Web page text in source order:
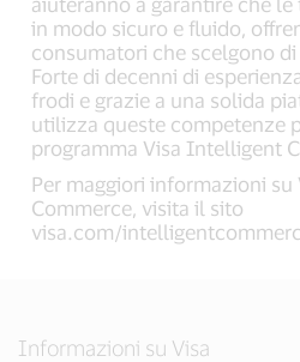
in modo sicuro e fluido,
consumatori che scelgono
Forte di decenni di
frodi e grazie a una solida
utilizza queste competenze
programma Visa Intelligent
Per maggiori informazioni
Commerce, visita il sito
visa.com/
Informazioni su Visa